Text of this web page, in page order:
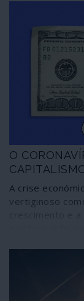
cujos
económico
bem
troikianas para
O
A crise
vertiginoso